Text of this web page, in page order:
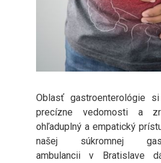
Oblasť gastroenterológie
precízne vedomosti a
ohľaduplný a empatický
našej súkromnej
ambulancii v Bratislave